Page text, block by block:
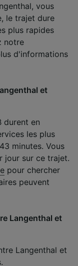
vous
le trajet dure
plus rapides
notre
d'informations
et
durent en
les plus
minutes. Vous
jour sur ce trajet.
pour chercher
peuvent
Langenthal et
Langenthal et